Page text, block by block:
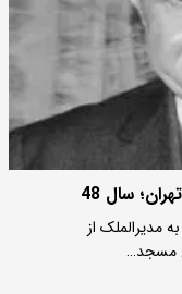
سال 48
مدیرالملک از